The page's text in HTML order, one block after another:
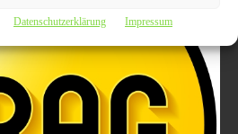
Datenschutzerklärung Impressum